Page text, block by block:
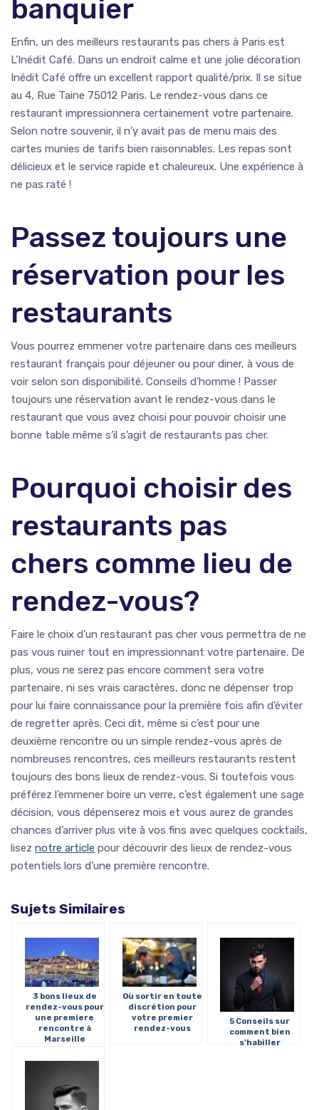
banquier
Enfin, un des meilleurs restaurants pas chers à Paris est
L’Inédit Café. Dans un endroit calme et une jolie décoration
Inédit Café offre un excellent rapport qualité/prix. Il se situe
au 4, Rue Taine 75012 Paris. Le rendez-vous dans ce
restaurant impressionnera certainement votre partenaire.
Selon notre souvenir, il n’y avait pas de menu mais des
cartes munies de tarifs bien raisonnables. Les repas sont
délicieux et le service rapide et chaleureux. Une expérience à
ne pas raté !
Passez toujours une
réservation pour les
restaurants
Vous pourrez emmener votre partenaire dans ces meilleurs
restaurant français pour déjeuner ou pour diner, à vous de
voir selon son disponibilité. Conseils d’homme ! Passer
toujours une réservation avant le rendez-vous dans le
restaurant que vous avez choisi pour pouvoir choisir une
bonne table même s’il s’agit de restaurants pas cher.
Pourquoi choisir des
restaurants pas
chers comme lieu de
rendez-vous?
Faire le choix d’un restaurant pas cher vous permettra de ne
pas vous ruiner tout en impressionnant votre partenaire. De
plus, vous ne serez pas encore comment sera votre
partenaire, ni ses vrais caractères, donc ne dépenser trop
pour lui faire connaissance pour la première fois afin d’éviter
de regretter après. Ceci dit, même si c’est pour une
deuxième rencontre ou un simple rendez-vous après de
nombreuses rencontres, ces meilleurs restaurants restent
toujours des bons lieux de rendez-vous. Si toutefois vous
préférez l’emmener boire un verre, c’est également une sage
décision, vous dépenserez mois et vous aurez de grandes
chances d’arriver plus vite à vos fins avec quelques cocktails,
lisez notre article pour découvrir des lieux de rendez-vous
potentiels lors d’une première rencontre.
Sujets Similaires
3 bons lieux de
rendez-vous pour
une premiere
rencontre à
Marseille
Où sortir en toute
discrétion pour
votre premier
rendez-vous
5 Conseils sur
comment bien
s’habiller